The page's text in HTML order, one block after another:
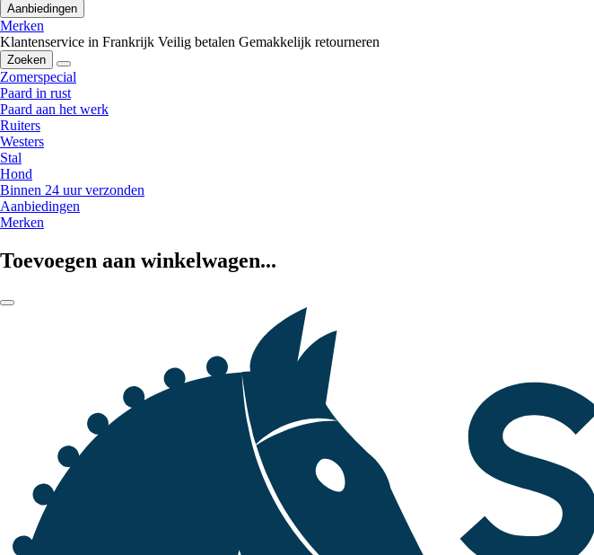
Aanbiedingen
Merken
Klantenservice in Frankrijk Veilig betalen Gemakkelijk retourneren
Zoeken
Zomerspecial
Paard in rust
Paard aan het werk
Ruiters
Westers
Stal
Hond
Binnen 24 uur verzonden
Aanbiedingen
Merken
Toevoegen aan winkelwagen...